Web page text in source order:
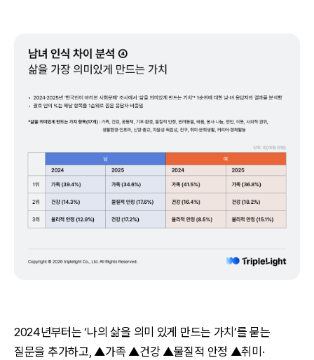
2024년부터는 ‘나의 삶을 의미 있게 만드는 가치’를 묻는
질문을 추가하고, ▲가족 ▲건강 ▲물질적 안정 ▲취미·